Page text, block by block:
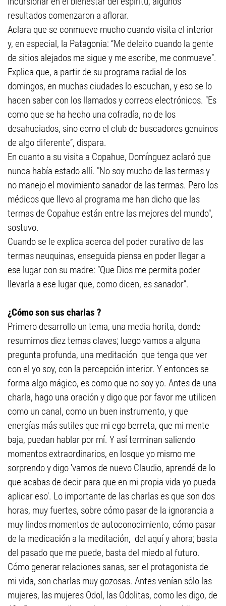
resultados comenzaron a aflorar.
Aclara que se conmueve mucho cuando visita el interior
y, en especial, la Patagonia: “Me deleito cuando la gente
de sitios alejados me sigue y me escribe, me conmueve”.
Explica que, a partir de su programa radial de los
domingos, en muchas ciudades lo escuchan, y eso se lo
hacen saber con los llamados y correos electrónicos. “Es
como que se ha hecho una cofradía, no de los
desahuciados, sino como el club de buscadores genuinos
de algo diferente”, dispara.
En cuanto a su visita a Copahue, Domínguez aclaró que
nunca había estado allí. "No soy mucho de las termas y
no manejo el movimiento sanador de las termas. Pero los
médicos que llevo al programa me han dicho que las
termas de Copahue están entre las mejores del mundo",
sostuvo.
Cuando se le explica acerca del poder curativo de las
termas neuquinas, enseguida piensa en poder llegar a
ese lugar con su madre: “Que Dios me permita poder
llevarla a ese lugar que, como dicen, es sanador”.
¿Cómo son sus charlas ?
Primero desarrollo un tema, una media horita, donde
resumimos diez temas claves; luego vamos a alguna
pregunta profunda, una meditación que tenga que ver
con el yo soy, con la percepción interior. Y entonces se
forma algo mágico, es como que no soy yo. Antes de una
charla, hago una oración y digo que por favor me utilicen
como un canal, como un buen instrumento, y que
energías más sutiles que mi ego berreta, que mi mente
baja, puedan hablar por mí. Y así terminan saliendo
momentos extraordinarios, en losque yo mismo me
sorprendo y digo 'vamos de nuevo Claudio, aprendé de lo
que acabas de decir para que en mi propia vida yo pueda
aplicar eso'. Lo importante de las charlas es que son dos
horas, muy fuertes, sobre cómo pasar de la ignorancia a
muy lindos momentos de autoconocimiento, cómo pasar
de la medicación a la meditación, del aquí y ahora; basta
del pasado que me puede, basta del miedo al futuro.
Cómo generar relaciones sanas, ser el protagonista de
mi vida, son charlas muy gozosas. Antes venían sólo las
mujeres, las mujeres Odol, las Odolitas, como les digo, de